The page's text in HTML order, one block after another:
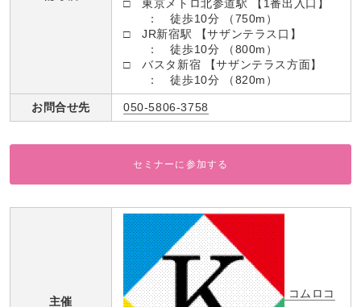
□ 東京メトロ北参道駅 【1番出入口】
： 徒歩10分 （750m）
□ JR新宿駅 【サザンテラス口】
： 徒歩10分 （800m）
□ バスタ新宿 【サザンテラス方面】
： 徒歩10分 （820m）
お問合せ先 050-5806-3758
セミナーに参加する
主催
コムロコ